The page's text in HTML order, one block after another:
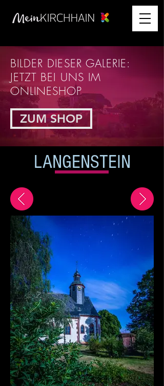
BILDER DIESER GALERIE:
JETZT BEI UNS IM
ONLINESHOP
ZUM SHOP
LANGENSTEIN